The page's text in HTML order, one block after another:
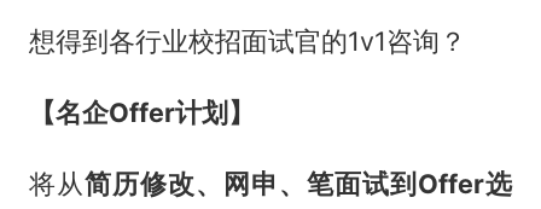
想得到各行业校招面试官的1v1咨询？
【名企Offer计划】
将从简历修改、网申、笔面试到Offer选